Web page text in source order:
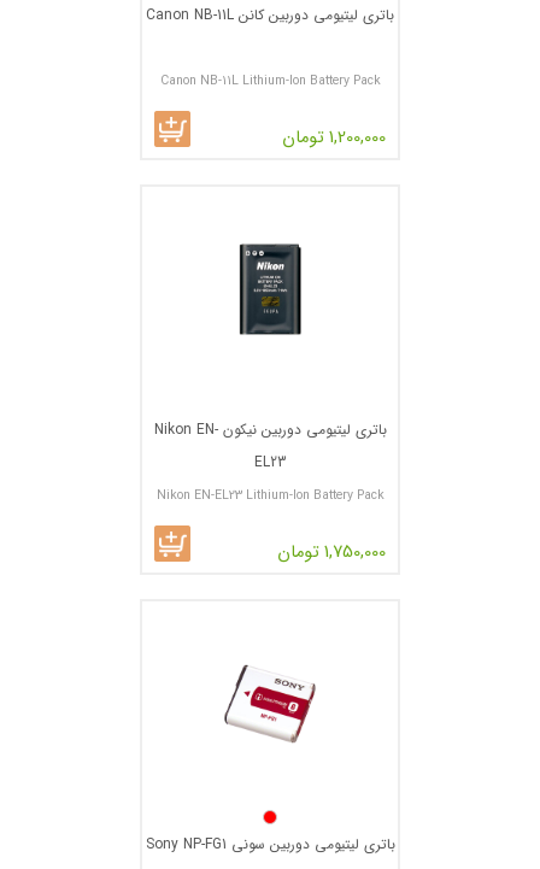
باتری لیتیومی دوربین کانن Canon NB-11L
Canon NB-11L Lithium-Ion Battery Pack
1,200,000 تومان
باتری لیتیومی دوربین نیکون Nikon EN-
EL23
Nikon EN-EL23 Lithium-Ion Battery Pack
1,750,000 تومان
باتری لیتیومی دوربین سونی Sony NP-FG1